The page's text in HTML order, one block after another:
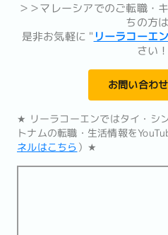
＞＞マレーシアでのご転職・
ちの方
是非お気軽に " リーラコーエ
さい
お問い合わ
★ リーラコーエンではタイ・シ
トナムの転職・生活情報を
ネルはこちら ）★